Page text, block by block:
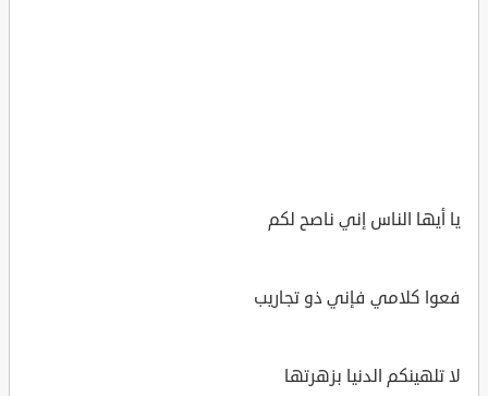
يا أيها الناس إني ناصح لكم
فعوا كلامي فإني ذو تجاريب
لا تلهينكم الدنيا بزهرتها